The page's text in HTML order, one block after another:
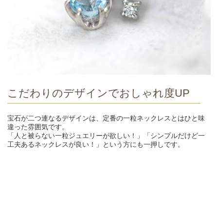
こだわりのデザインでおしゃれ度UP
宝石が二つ連なるデザインは、定番の一粒ネックレスとはひと味
違った雰囲気です。
「人と被らない一粒ジュエリーが欲しい！」「シンプルだけど一
工夫あるネックレスが良い！」という方にも一押しです。